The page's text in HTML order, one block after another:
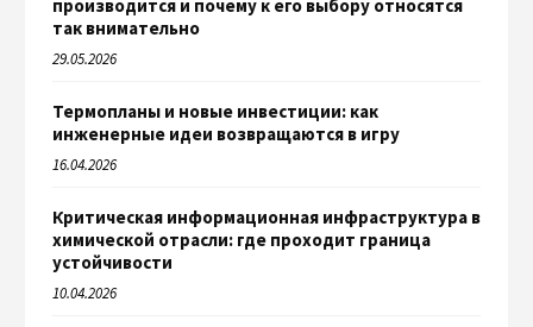
производится и почему к его выбору относятся
так внимательно
29.05.2026
Термопланы и новые инвестиции: как
инженерные идеи возвращаются в игру
16.04.2026
Критическая информационная инфраструктура в
химической отрасли: где проходит граница
устойчивости
10.04.2026